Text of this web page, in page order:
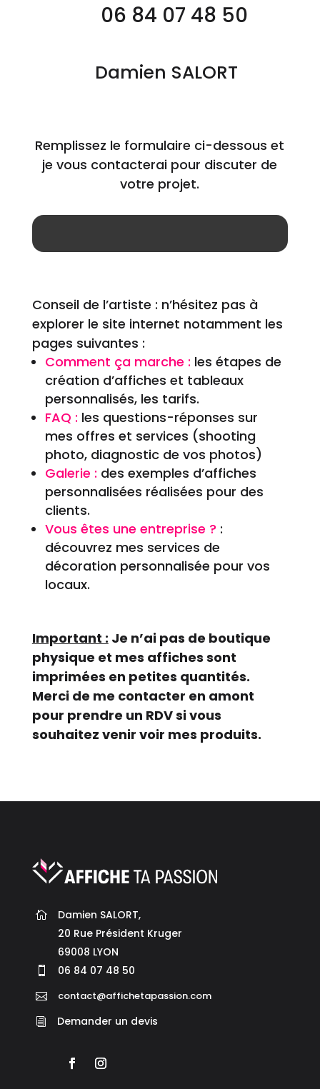
06 84 07 48 50
Damien SALORT
Remplissez le formulaire ci-dessous et
je vous contacterai pour discuter de
votre projet.
Conseil de l’artiste : n’hésitez pas à
explorer le site internet notamment les
pages suivantes :
Comment ça marche : les étapes de
création d’affiches et tableaux
personnalisés, les tarifs.
FAQ : les questions-réponses sur
mes offres et services (shooting
photo, diagnostic de vos photos)
Galerie : des exemples d’affiches
personnalisées réalisées pour des
clients.
Vous êtes une entreprise ? :
découvrez mes services de
décoration personnalisée pour vos
locaux.
Important : Je n’ai pas de boutique
physique et mes affiches sont
imprimées en petites quantités.
Merci de me contacter en amont
pour prendre un RDV si vous
souhaitez venir voir mes produits.
 Damien SALORT,
20 Rue Président Kruger
69008 LYON
 06 84 07 48 50
 contact@affichetapassion.com
i Demander un devis